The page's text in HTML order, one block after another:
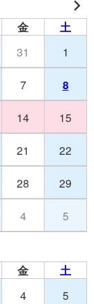
金 土
31 1
7 8
14 15
21 22
28 29
4 5
金 土
4 5